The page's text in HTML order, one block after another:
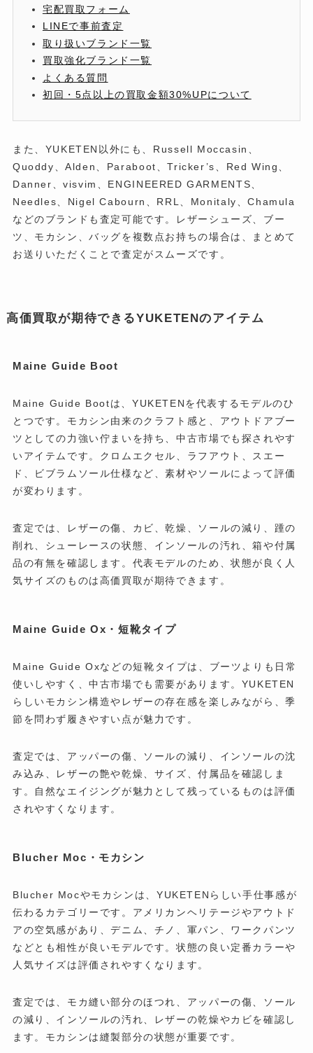
宅配買取フォーム
LINEで事前査定
取り扱いブランド一覧
買取強化ブランド一覧
よくある質問
初回・5点以上の買取金額30%UPについて
また、YUKETEN以外にも、Russell Moccasin、
Quoddy、Alden、Paraboot、Tricker’s、Red Wing、
Danner、visvim、ENGINEERED GARMENTS、
Needles、Nigel Cabourn、RRL、Monitaly、Chamula
などのブランドも査定可能です。レザーシューズ、ブー
ツ、モカシン、バッグを複数点お持ちの場合は、まとめて
お送りいただくことで査定がスムーズです。
高価買取が期待できるYUKETENのアイテム
Maine Guide Boot
Maine Guide Bootは、YUKETENを代表するモデルのひ
とつです。モカシン由来のクラフト感と、アウトドアブー
ツとしての力強い佇まいを持ち、中古市場でも探されやす
いアイテムです。クロムエクセル、ラフアウト、スエー
ド、ビブラムソール仕様など、素材やソールによって評価
が変わります。
査定では、レザーの傷、カビ、乾燥、ソールの減り、踵の
削れ、シューレースの状態、インソールの汚れ、箱や付属
品の有無を確認します。代表モデルのため、状態が良く人
気サイズのものは高価買取が期待できます。
Maine Guide Ox・短靴タイプ
Maine Guide Oxなどの短靴タイプは、ブーツよりも日常
使いしやすく、中古市場でも需要があります。YUKETEN
らしいモカシン構造やレザーの存在感を楽しみながら、季
節を問わず履きやすい点が魅力です。
査定では、アッパーの傷、ソールの減り、インソールの沈
み込み、レザーの艶や乾燥、サイズ、付属品を確認しま
す。自然なエイジングが魅力として残っているものは評価
されやすくなります。
Blucher Moc・モカシン
Blucher Mocやモカシンは、YUKETENらしい手仕事感が
伝わるカテゴリーです。アメリカンヘリテージやアウトド
アの空気感があり、デニム、チノ、軍パン、ワークパンツ
などとも相性が良いモデルです。状態の良い定番カラーや
人気サイズは評価されやすくなります。
査定では、モカ縫い部分のほつれ、アッパーの傷、ソール
の減り、インソールの汚れ、レザーの乾燥やカビを確認し
ます。モカシンは縫製部分の状態が重要です。